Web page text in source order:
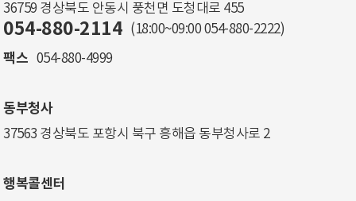
36759 경상북도 안동시 풍천면 도청대로 455
054-880-2114 (18:00~09:00 054-880-2222)
팩스 054-880-4999
동부청사
37563 경상북도 포항시 북구 흥해읍 동부청사로 2
행복콜센터